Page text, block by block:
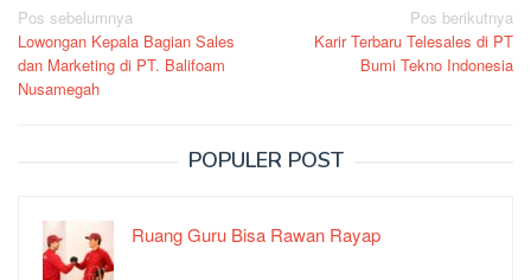
Navigasi
pos
Pos sebelumnya
Lowongan Kepala Bagian Sales
dan Marketing di PT. Balifoam
Nusamegah
Pos berikutnya
Karir Terbaru Telesales di PT
Bumi Tekno Indonesia
POPULER POST
Ruang Guru Bisa Rawan Rayap